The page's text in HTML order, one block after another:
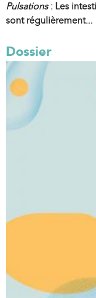
Pulsations: Les
sont régulièrement...
Dossier